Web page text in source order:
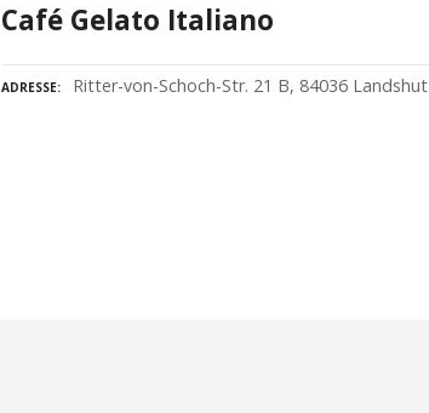
Café Gelato Italiano
ADRESSE Ritter-von-Schoch-Str. 21 B, 84036 Landshut